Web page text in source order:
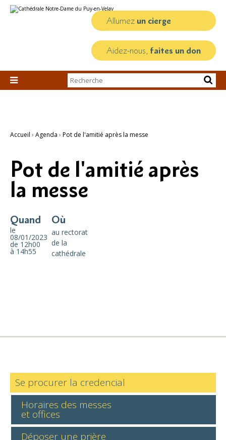
au
personnels
Allumez un cierge
Aidez-nous, faites un don

Chercher par
Recherche
Accueil › Agenda › Pot de l'amitié après la messe
Pot de l'amitié après
la messe
Quand
le
08/01/2023
de 12h00
à 14h55
Où
au rectorat
de la
cathédrale
Se procurer la credencial
Horaires des messes
et offices
Déposer une prière